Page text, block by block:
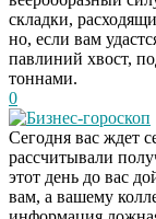
складки,
но, если вам
павлиний хвост,
тоннами.
0
Бизнес-гороскоп
Сегодня вас ждет
рассчитывали
этот день до вас
вам, а вашему